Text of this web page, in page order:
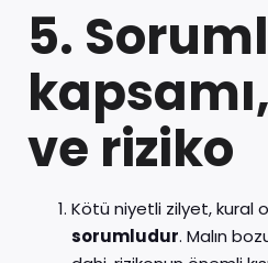
5.
ve riziko
Kötü niyetli zilyet, kural
sorumludur. Malın